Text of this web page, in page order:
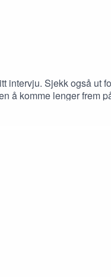
Sjekk også ut
å komme lenger frem
av hocus focus